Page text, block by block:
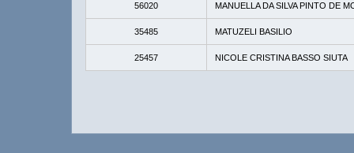
56020 MANUELLA DA SILVA PINTO DE
35485 MATUZELI BASILIO
25457 NICOLE CRISTINA BASSO SIUTA